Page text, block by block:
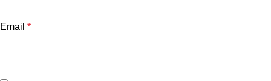
Email *